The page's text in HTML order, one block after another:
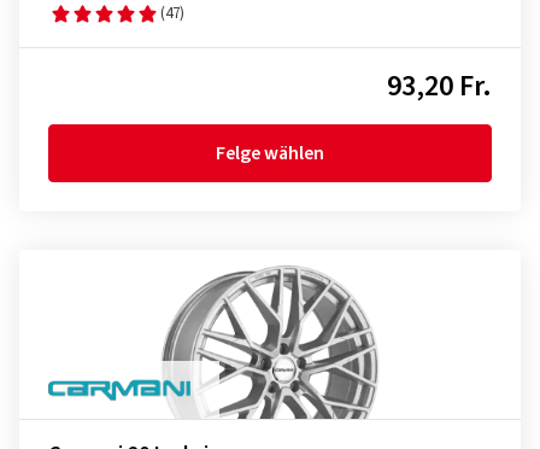
(47)
93,20 Fr.
Felge wählen